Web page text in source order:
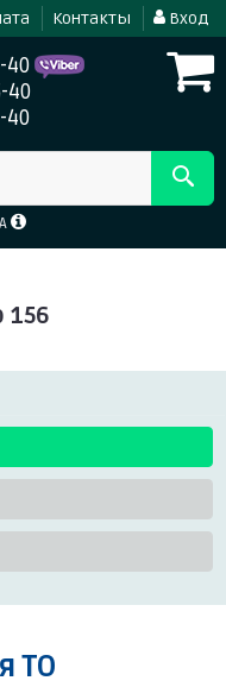
Контакты Вход
40
40
40
156
ТО